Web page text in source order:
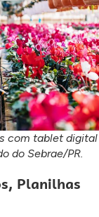
com tablet digital
do Sebrae/PR.
Planilhas